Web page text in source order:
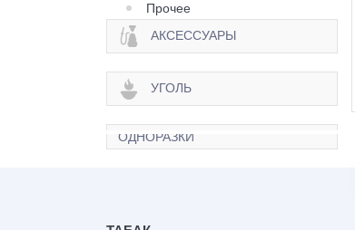
Прочее
АКСЕССУАРЫ
УГОЛЬ
ОДНОРАЗКИ
350 грн.